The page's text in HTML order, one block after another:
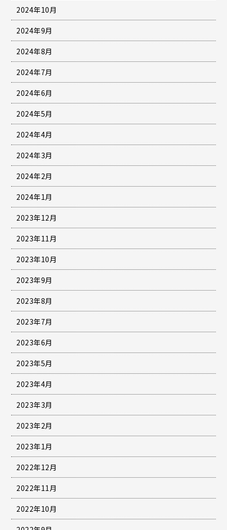
2024年10月
2024年9月
2024年8月
2024年7月
2024年6月
2024年5月
2024年4月
2024年3月
2024年2月
2024年1月
2023年12月
2023年11月
2023年10月
2023年9月
2023年8月
2023年7月
2023年6月
2023年5月
2023年4月
2023年3月
2023年2月
2023年1月
2022年12月
2022年11月
2022年10月